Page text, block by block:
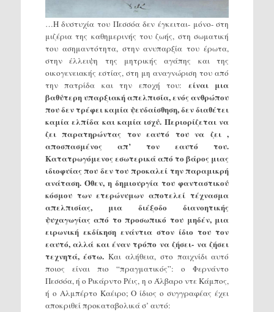
…Η δυστυχία του Πεσσόα δεν έγκειται- μόνο- στη
μιζέρια της καθημερινής του ζωής, στη σωματική
του ασημαντότητα, στην ανυπαρξία του έρωτα,
στην έλλειψη της μητρικής αγάπης και της
οικογενειακής εστίας, στη μη αναγνώριση του από
την πατρίδα και την εποχή του: είναι μια
βαθύτερη υπαρξιακή απελπισία, ενός ανθρώπου
που δεν τρέφει καμία ψευδαίσθηση, δεν διαθέτει
καμία ελπίδα και καμία ισχύ. Περιορίζεται να
ζει παρατηρώντας τον εαυτό του να ζει ,
αποσπασμένος απ’ τον εαυτό του.
Κατατρωγόμενος εσωτερικά από το βάρος μιας
ιδιοφυίας που δεν του προκαλεί την παραμικρή
ανάταση. Όθεν, η δημιουργία του φανταστικού
κόσμου των ετερώνυμων αποτελεί τέχνασμα
απελπισίας, μια διέξοδο διανοητικής
ψυχαγωγίας από το προσωπικό του μηδέν, μια
ειρωνική εκδίκηση ενάντια στον ίδιο του τον
εαυτό, αλλά και έναν τρόπο να ζήσει- να ζήσει
τεχνητά, έστω. Και αλήθεια, στο παιχνίδι αυτό
ποιος είναι πιο “πραγματικός”: ο Φερνάντο
Πεσσόα, ή ο Ρικάρντο Ρέις, η ο Άλβαρο ντε Κάμπος,
ή ο Αλμπέρτο Καέιρο; Ο ίδιος ο συγγραφέας έχει
αποκριθεί προκαταβολικά σ’ αυτό: